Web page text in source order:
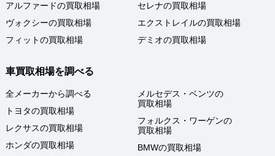
アルファードの買取相場
ヴォクシーの買取相場
フィットの買取相場
セレナの買取相場
エクストレイルの買取相場
デミオの買取相場
車買取相場を調べる
全メーカーから調べる
トヨタの買取相場
レクサスの買取相場
ホンダの買取相場
メルセデス・ベンツの
買取相場
フォルクス・ワーゲンの
買取相場
BMWの買取相場